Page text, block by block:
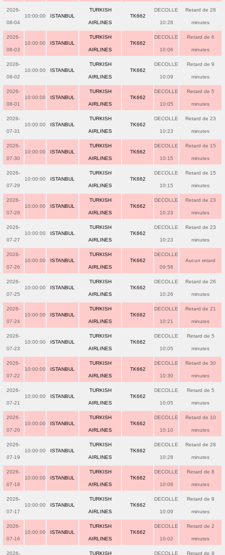
2026-
08-04
10:00:00 ISTANBUL
TURKISH
AIRLINES
TK662
DECOLLE
10:28
Retard de 28
minutes
2026-
08-03
10:00:00 ISTANBUL
TURKISH
AIRLINES
TK662
DECOLLE
10:06
Retard de 6
minutes
2026-
08-02
10:00:00 ISTANBUL
TURKISH
AIRLINES
TK662
DECOLLE
10:09
Retard de 9
minutes
2026-
08-01
10:00:00 ISTANBUL
TURKISH
AIRLINES
TK662
DECOLLE
10:05
Retard de 5
minutes
2026-
07-31
10:00:00 ISTANBUL
TURKISH
AIRLINES
TK662
DECOLLE
10:23
Retard de 23
minutes
2026-
07-30
10:00:00 ISTANBUL
TURKISH
AIRLINES
TK662
DECOLLE
10:15
Retard de 15
minutes
2026-
07-29
10:00:00 ISTANBUL
TURKISH
AIRLINES
TK662
DECOLLE
10:15
Retard de 15
minutes
2026-
07-28
10:00:00 ISTANBUL
TURKISH
AIRLINES
TK662
DECOLLE
10:23
Retard de 23
minutes
2026-
07-27
10:00:00 ISTANBUL
TURKISH
AIRLINES
TK662
DECOLLE
10:23
Retard de 23
minutes
2026-
07-26
10:00:00 ISTANBUL
TURKISH
AIRLINES
TK662
DECOLLE
09:58
Aucun retard
2026-
07-25
10:00:00 ISTANBUL
TURKISH
AIRLINES
TK662
DECOLLE
10:26
Retard de 26
minutes
2026-
07-24
10:00:00 ISTANBUL
TURKISH
AIRLINES
TK662
DECOLLE
10:21
Retard de 21
minutes
2026-
07-23
10:00:00 ISTANBUL
TURKISH
AIRLINES
TK662
DECOLLE
10:05
Retard de 5
minutes
2026-
07-22
10:00:00 ISTANBUL
TURKISH
AIRLINES
TK662
DECOLLE
10:30
Retard de 30
minutes
2026-
07-21
10:00:00 ISTANBUL
TURKISH
AIRLINES
TK662
DECOLLE
10:05
Retard de 5
minutes
2026-
07-20
10:00:00 ISTANBUL
TURKISH
AIRLINES
TK662
DECOLLE
10:10
Retard de 10
minutes
2026-
07-19
10:00:00 ISTANBUL
TURKISH
AIRLINES
TK662
DECOLLE
10:28
Retard de 28
minutes
2026-
07-18
10:00:00 ISTANBUL
TURKISH
AIRLINES
TK662
DECOLLE
10:08
Retard de 8
minutes
2026-
07-17
10:00:00 ISTANBUL
TURKISH
AIRLINES
TK662
DECOLLE
10:09
Retard de 9
minutes
2026-
07-16
10:00:00 ISTANBUL
TURKISH
AIRLINES
TK662
DECOLLE
10:02
Retard de 2
minutes
2026- TURKISH DECOLLE Retard de 9